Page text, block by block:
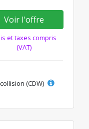
Voir l'offre
et taxes compris
(VAT)
(CDW)